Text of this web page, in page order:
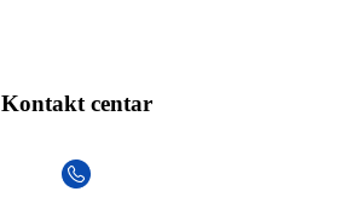
Kontakt centar